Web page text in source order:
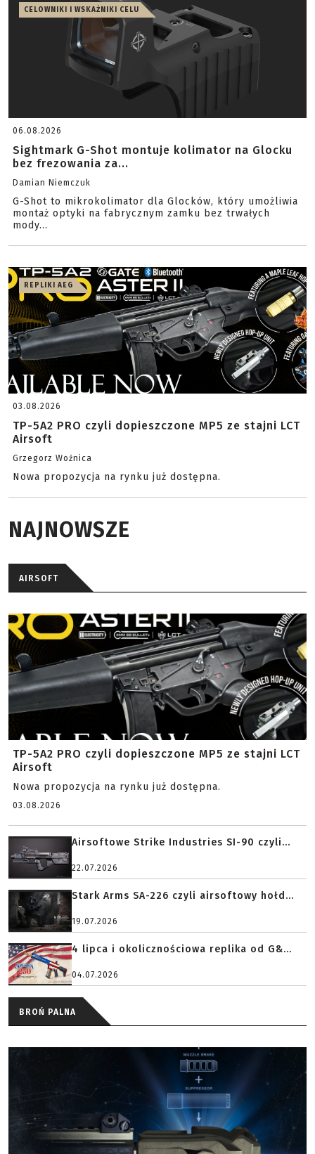
CELOWNIKI I WSKAŹNIKI CELU
06.08.2026
Sightmark G-Shot montuje kolimator na Glocku
bez frezowania za...
Damian Niemczuk
G-Shot to mikrokolimator dla Glocków, który umożliwia
montaż optyki na fabrycznym zamku bez trwałych
mody...
REPLIKI AEG
03.08.2026
TP-5A2 PRO czyli dopieszczone MP5 ze stajni LCT
Airsoft
Grzegorz Woźnica
Nowa propozycja na rynku już dostępna.
NAJNOWSZE
AIRSOFT
TP-5A2 PRO czyli dopieszczone MP5 ze stajni LCT
Airsoft
Nowa propozycja na rynku już dostępna.
03.08.2026
Airsoftowe Strike Industries SI-90 czyli...
22.07.2026
Stark Arms SA-226 czyli airsoftowy hołd...
19.07.2026
4 lipca i okolicznościowa replika od G&...
04.07.2026
BROŃ PALNA